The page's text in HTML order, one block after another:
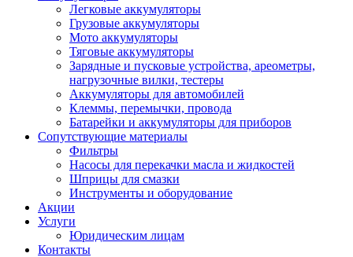
Легковые аккумуляторы
Грузовые аккумуляторы
Мото аккумуляторы
Тяговые аккумуляторы
Зарядные и пусковые устройства, ареометры,
нагрузочные вилки, тестеры
Аккумуляторы для автомобилей
Клеммы, перемычки, провода
Батарейки и аккумуляторы для приборов
Сопутствующие материалы
Фильтры
Насосы для перекачки масла и жидкостей
Шприцы для смазки
Инструменты и оборудование
Акции
Услуги
Юридическим лицам
Контакты